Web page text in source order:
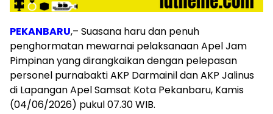
PEKANBARU,– Suasana haru dan penuh
penghormatan mewarnai pelaksanaan Apel Jam
Pimpinan yang dirangkaikan dengan pelepasan
personel purnabakti AKP Darmainil dan AKP Jalinus
di Lapangan Apel Samsat Kota Pekanbaru, Kamis
(04/06/2026) pukul 07.30 WIB.